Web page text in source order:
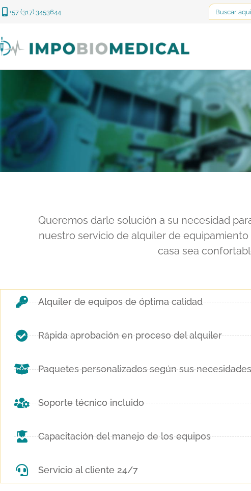
+57 (317) 3453644
Search
for:
Queremos darle solución a su necesidad
nuestro servicio de alquiler de
casa sea
Alquiler de equipos de óptima calidad
Rápida aprobación en proceso del alquiler
Paquetes personalizados según sus necesidades
Soporte técnico incluido
Capacitación del manejo de los equipos
Servicio al cliente 24/7